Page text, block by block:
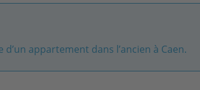
d’un appartement dans l’ancien à Caen.